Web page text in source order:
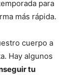
para
más rápida.
cuerpo a
Hay algunos
tu